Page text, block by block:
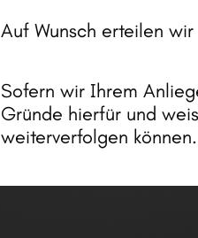
Auf Wunsch erteilen wir
Sofern wir Ihrem
Gründe hierfür und
weiterverfolgen können.